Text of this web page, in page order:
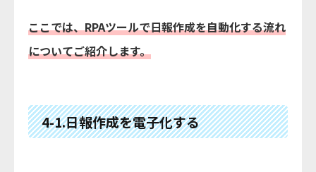
ここでは、RPAツールで日報作成を自動化する流れ
についてご紹介します。
4-1.日報作成を電子化する